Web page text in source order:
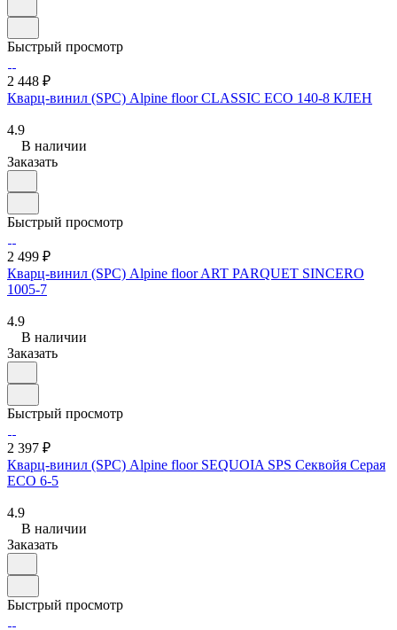
Быстрый просмотр
2 448 ₽
Кварц-винил (SPC) Alpine floor CLASSIC ЕСО 140-8 КЛЕН
4.9
В наличии
Заказать
Быстрый просмотр
2 499 ₽
Кварц-винил (SPC) Alpine floor ART PARQUET SINCERO
1005-7
4.9
В наличии
Заказать
Быстрый просмотр
2 397 ₽
Кварц-винил (SPC) Alpine floor SEQUOIA SPS Секвойя Серая
ЕСО 6-5
4.9
В наличии
Заказать
Быстрый просмотр